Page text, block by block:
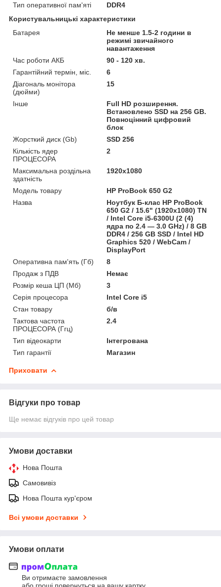
Тип оперативної пам'яті
DDR4
Користувальницькі характеристики
Батарея
Не менше 1.5-2 години в
режимі звичайного
навантаження
Час роботи АКБ
90 - 120 хв.
Гарантійний термін, міс.
6
Діагональ монітора
(дюйми)
15
Інше
Full HD розширення.
Встановлено SSD на 256 GB.
Повноцінний цифровий
блок
Жорсткий диск (Gb)
SSD 256
Кількість ядер
ПРОЦЕСОРА
2
Максимальна роздільна
здатність
1920x1080
Модель товару
HP ProBook 650 G2
Назва
Ноутбук Б-клас HP ProBook
650 G2 / 15.6" (1920x1080) TN
/ Intel Core i5-6300U (2 (4)
ядра по 2.4 — 3.0 GHz) / 8 GB
DDR4 / 256 GB SSD / Intel HD
Graphics 520 / WebCam /
DisplayPort
Оперативна пам'ять (Гб)
8
Продаж з ПДВ
Немає
Розмір кеша ЦП (Мб)
3
Серія процесора
Intel Core i5
Стан товару
б/в
Тактова частота
ПРОЦЕСОРА (Ггц)
2.4
Тип відеокарти
Інтегрована
Тип гарантії
Магазин
Приховати
Відгуки про товар
Ще немає відгуків про цей товар
Умови доставки
Нова Пошта
Самовивіз
Нова Пошта кур'єром
Всі умови доставки
Умови оплати
Ви отримаєте замовлення